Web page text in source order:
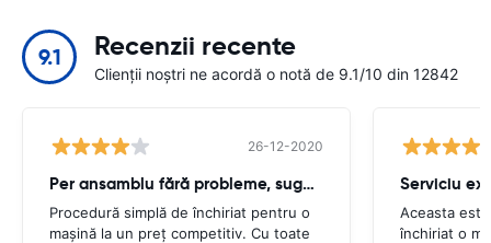
9.1 Recenzii recente
Clienții noștri ne acordă o notă de 9.1/10 din 12842
26-12-2020
Per ansamblu fără probleme, sughiț minor
Procedură simplă de închiriat pentru o
mașină la un preț competitiv. Cu toate
Serviciu
Aceasta
închiriat o